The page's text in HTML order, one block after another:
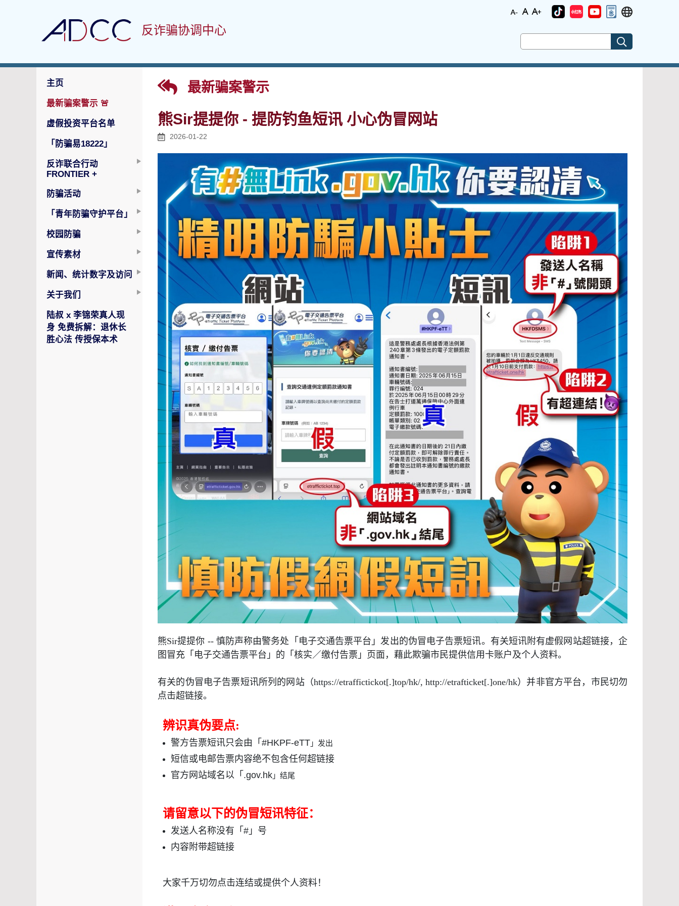
反诈骗协调中心
主页
最新骗案警示 🚨
虚假投资平台名单
「防骗易18222」
反诈联合行动
FRONTIER +
防骗活动
「青年防骗守护平台」
校园防骗
宣传素材
新闻、统计数字及访问
关于我们
陆叔 x 李锦荣真人现
身 免费拆解：退休长
胜心法 传授保本术
最新骗案警示
熊Sir提提你 - 提防钓鱼短讯 小心伪冒网站
2026-01-22
熊Sir提提你 -- 慎防声称由警务处「电子交通告票平台」发出的伪冒电子告票短讯。有关短讯附有虚假网站超链接，企
图冒充「电子交通告票平台」的「核实／缴付告票」页面，藉此欺骗市民提供信用卡账户及个人资料。
有关的伪冒电子告票短讯所列的网站（https://etraffictickot[.]top/hk/, http://etrafticket[.]one/hk）并非官方平台，市民切勿
点击超链接。
辨识真伪要点:
警方告票短讯只会由「 #HKPF-eTT」发出
短信或电邮告票内容绝不包含任何超链接
官方网站域名以「 .gov.hk」结尾
请留意以下的伪冒短讯特征：
发送人名称没有「 #」号
内容附带超链接
大家千万切勿点击连结或提供个人资料！